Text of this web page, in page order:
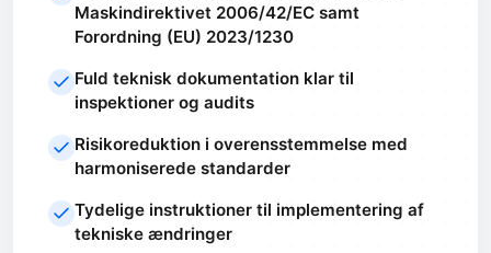
Maskindirektivet 2006/42/EC samt
Forordning (EU) 2023/1230
Fuld teknisk dokumentation klar til
inspektioner og audits
Risikoreduktion i overensstemmelse med
harmoniserede standarder
Tydelige instruktioner til implementering af
tekniske ændringer